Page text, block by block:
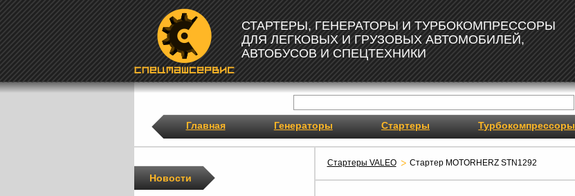
СТАРТЕРЫ, ГЕНЕРАТОРЫ И ТУРБОКОМПРЕССОРЫ
ДЛЯ ЛЕГКОВЫХ И ГРУЗОВЫХ АВТОМОБИЛЕЙ,
АВТОБУСОВ И СПЕЦТЕХНИКИ
Главная Генераторы Стартеры Турбокомпрессоры
Стартеры VALEO Стартер MOTORHERZ STN1292
Новости